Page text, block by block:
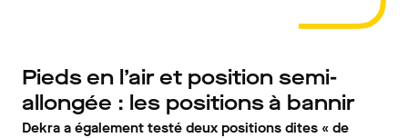
Pieds en l’air et position semi-
allongée : les positions à bannir
Dekra a également testé deux positions dites « de